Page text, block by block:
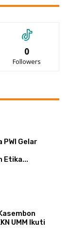
0
Followers
Gelar
Etika...
UMM Ikuti